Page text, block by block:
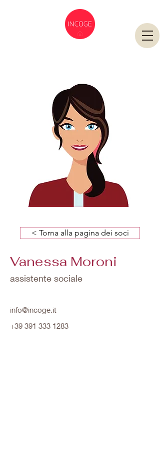
< Torna alla pagina dei soci
Vanessa Moroni
assistente sociale
info@incoge.it
+39 391 333 1283